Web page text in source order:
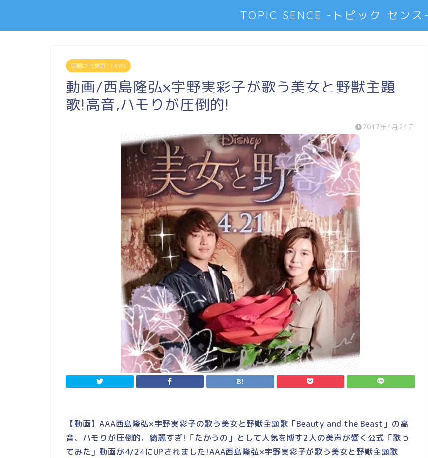
TOPIC SENCE -トピック センス-
話題のTV情報・NEWS
動画/西島隆弘×宇野実彩子が歌う美女と野獣主題
歌!高音,ハモりが圧倒的!
2017年4月24日
【動画】AAA西島隆弘×宇野実彩子の歌う美女と野獣主題歌「Beauty and the Beast」の高
音、ハモりが圧倒的、綺麗すぎ!「たかうの」として人気を博す2人の美声が響く公式「歌っ
てみた」動画が4/24にUPされました!AAA西島隆弘×宇野実彩子が歌う美女と野獣主題歌